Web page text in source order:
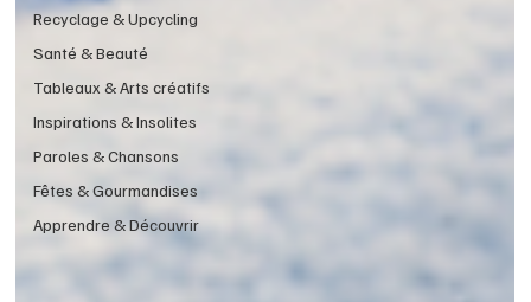
Recyclage & Upcycling
Santé & Beauté
Tableaux & Arts créatifs
Inspirations & Insolites
Paroles & Chansons
Fêtes & Gourmandises
Apprendre & Découvrir